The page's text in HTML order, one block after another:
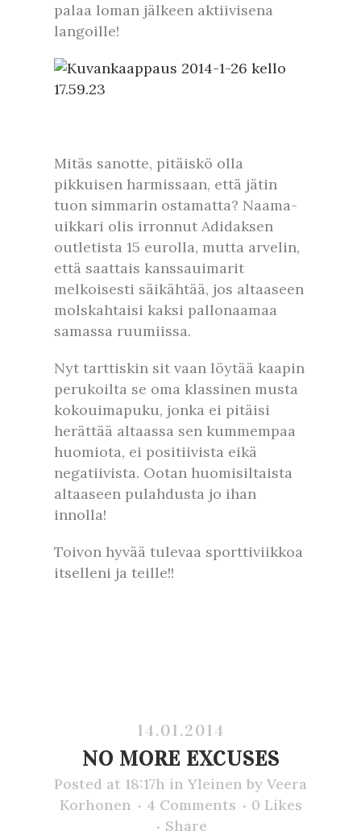
palaa loman jälkeen aktiivisena
langoille!
Mitäs sanotte, pitäiskö olla
pikkuisen harmissaan, että jätin
tuon simmarin ostamatta? Naama-
uikkari olis irronnut Adidaksen
outletista 15 eurolla, mutta arvelin,
että saattais kanssauimarit
melkoisesti säikähtää, jos altaaseen
molskahtaisi kaksi pallonaamaa
samassa ruumiissa.
Nyt tarttiskin sit vaan löytää kaapin
perukoilta se oma klassinen musta
kokouimapuku, jonka ei pitäisi
herättää altaassa sen kummempaa
huomiota, ei positiivista eikä
negatiivista. Ootan huomisiltaista
altaaseen pulahdusta jo ihan
innolla!
Toivon hyvää tulevaa sporttiviikkoa
itselleni ja teille!!
14.01.2014
NO MORE EXCUSES
Posted at 18:17h in Yleinen by Veera
Korhonen
4 Comments 0 Likes
Share